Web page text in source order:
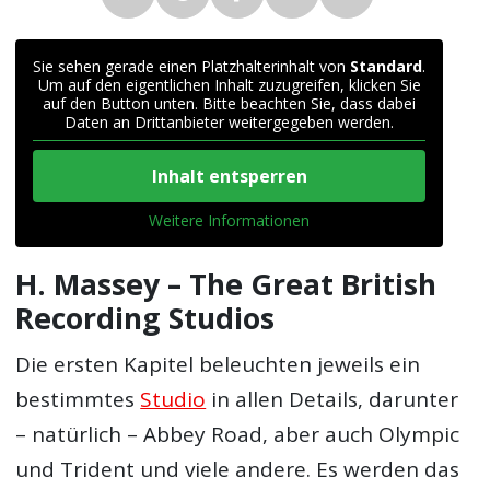
Sie sehen gerade einen Platzhalterinhalt von Standard.
Um auf den eigentlichen Inhalt zuzugreifen, klicken Sie
auf den Button unten. Bitte beachten Sie, dass dabei
Daten an Drittanbieter weitergegeben werden.
Inhalt entsperren
Weitere Informationen
H. Massey – The Great British
Recording Studios
Die ersten Kapitel beleuchten jeweils ein
bestimmtes Studio in allen Details, darunter
– natürlich – Abbey Road, aber auch Olympic
und Trident und viele andere. Es werden das